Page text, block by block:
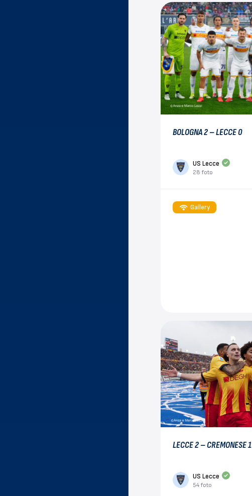
BOLOGNA 2 – LECCE 0
US Lecce
28 foto
Gallery
LECCE 2 – CREMONESE 1
US Lecce
54 foto